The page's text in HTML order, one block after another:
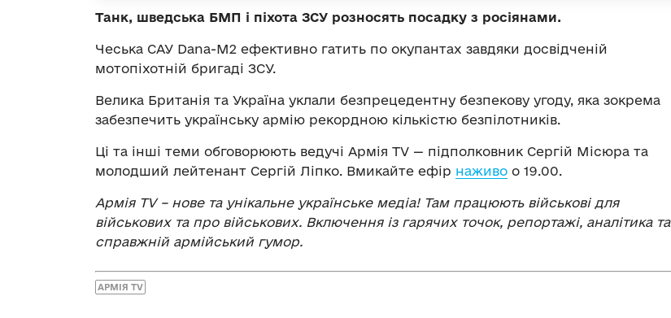
Танк, шведська БМП і піхота ЗСУ розносять посадку з росіянами.
Чеська САУ Dana-M2 ефективно гатить по окупантах завдяки досвідченій
мотопіхотній бригаді ЗСУ.
Велика Британія та Україна уклали безпрецедентну безпекову угоду, яка зокрема
забезпечить українську армію рекордною кількістю безпілотників.
Ці та інші теми обговорюють ведучі Армія TV — підполковник Сергій Місюра та
молодший лейтенант Сергій Ліпко. Вмикайте ефір наживо о 19.00.
Армія TV – нове та унікальне українське медіа! Там працюють військові для
військових та про військових. Включення із гарячих точок, репортажі, аналітика та
справжній армійський гумор.
АРМІЯ TV